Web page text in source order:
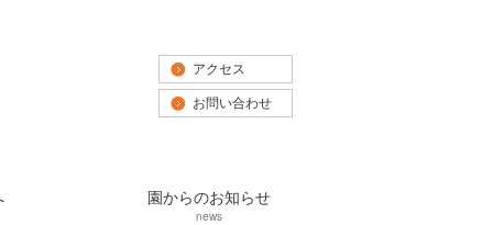
アクセス
お問い合わせ
園からのお知らせ
news